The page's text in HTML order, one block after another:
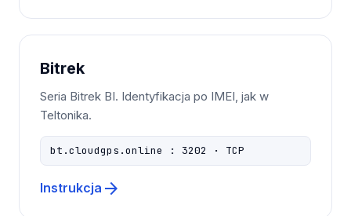
Bitrek
Seria Bitrek BI. Identyfikacja po IMEI, jak w
Teltonika.
bt.cloudgps.online : 3202 · TCP
Instrukcja arrow_forward